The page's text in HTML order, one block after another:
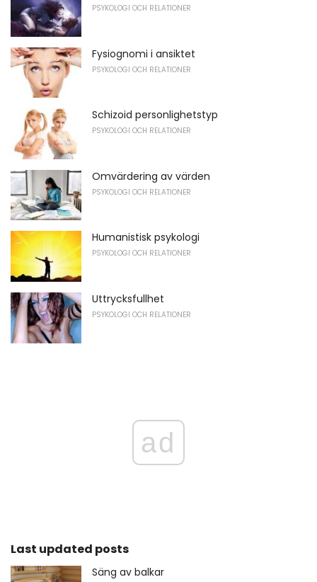
PSYKOLOGI OCH RELATIONER
Fysiognomi i ansiktet
PSYKOLOGI OCH RELATIONER
Schizoid personlighetstyp
PSYKOLOGI OCH RELATIONER
Omvärdering av värden
PSYKOLOGI OCH RELATIONER
Humanistisk psykologi
PSYKOLOGI OCH RELATIONER
Uttrycksfullhet
PSYKOLOGI OCH RELATIONER
ad
Last updated posts
Säng av balkar